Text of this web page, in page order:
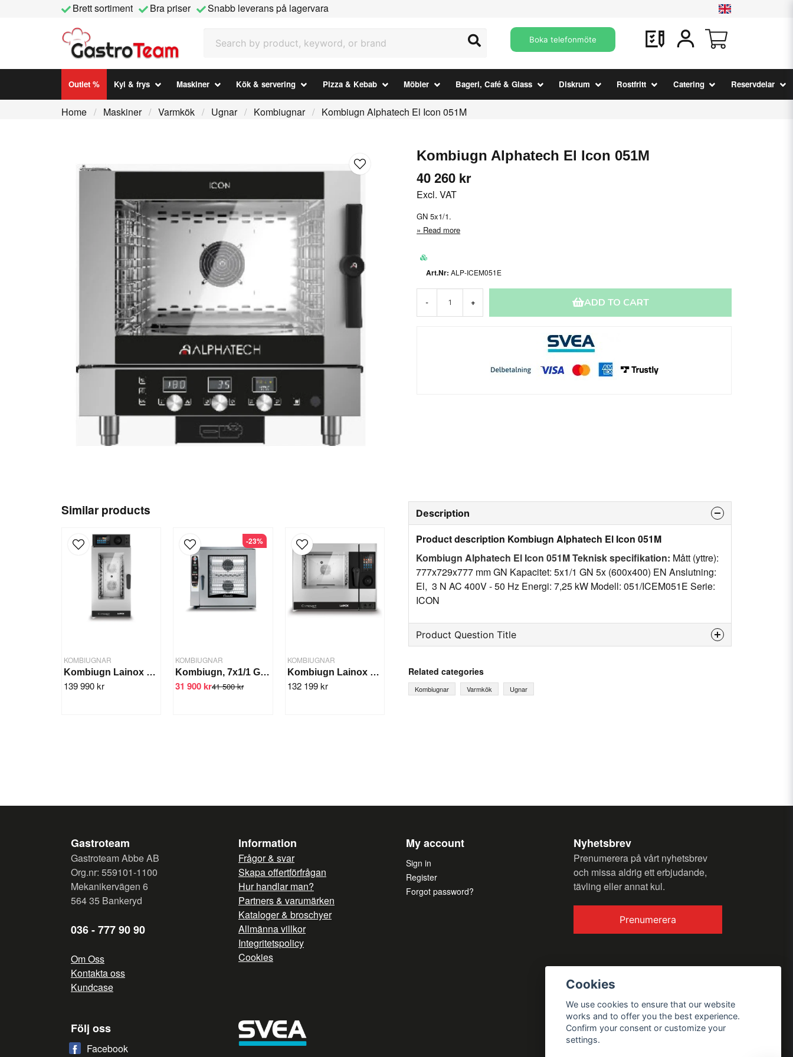
Brett sortiment Bra priser
Snabb leverans på lagervara
Boka telefonmöte
Outlet % Kyl & frys Maskiner Kök & servering Pizza & Kebab Möbler Bageri, Café & Glass Diskrum Rostfritt Catering Reservdelar
Home Maskiner Varmkök Ugnar Kombiugnar Kombiugn Alphatech El Icon 051M
Kombiugn Alphatech El Icon 051M
40 260 kr
Excl. VAT
GN 5x1/1.
Read more
ALP-ICEM051E
- + ADD TO CART
Similar products
KOMBIUGNAR
Kombiugn Lainox Compact GN 10x 1/1
139 990 kr
KOMBIUGNAR
Kombiugn, 7x1/1 GN, 830x640x970 mm
41 500 kr
31 900 kr
-23%
KOMBIUGNAR
Kombiugn Lainox Compact Naboo GN 6x1/1
132 199 kr
Description
Product description Kombiugn Alphatech El Icon 051M
Kombiugn Alphatech El Icon 051MTeknisk specifikation: Mått (yttre):
777x729x777 mm GN Kapacitet: 5x1/1 GN 5x (600x400) EN Anslutning:
El, 3 N AC 400V - 50 Hz Energi: 7,25 kW Modell: 051/ICEM051E Serie:
ICON
Product Question Title
Ask us something about this product...
Send question
Related categories
Kombiugnar Varmkök Ugnar
Gastroteam
Gastroteam Abbe AB
Org.nr: 559101-1100
Mekanikervägen 6
564 35 Bankeryd
036 - 777 90 90
Om Oss
Kontakta oss
Kundcase
Information
Frågor & svar
Skapa offertförfrågan
Hur handlar man?
Partners & varumärken
Kataloger & broschyer
Allmänna villkor
Integritetspolicy
Cookies
My account
Sign in
Register
Forgot password?
Nyhetsbrev
Prenumerera på vårt nyhetsbrev
och missa aldrig ett erbjudande,
tävling eller annat kul.
Prenumerera
Följ oss
Facebook
Cookies
We use cookies to ensure that our website
works and to offer you the best experience.
Confirm your consent or customize your
settings.